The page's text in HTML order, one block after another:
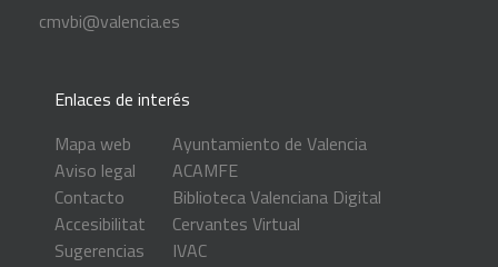
cmvbi@valencia.es
Enlaces de interés
Mapa web
Aviso legal
Contacto
Accesibilitat
Sugerencias
Ayuntamiento de Valencia
ACAMFE
Biblioteca Valenciana Digital
Cervantes Virtual
IVAC